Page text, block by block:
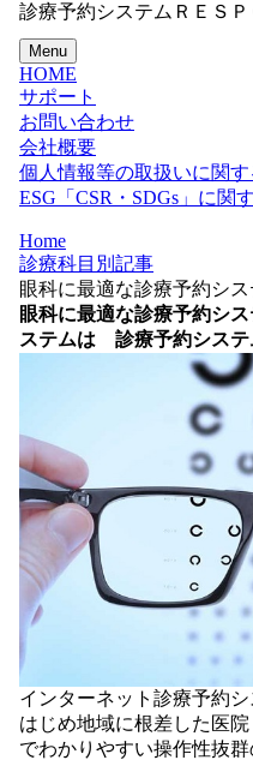
診療予約システムＲＥＳＰ
Menu
HOME
サポート
お問い合わせ
会社概要
個人情報等の取扱いに関
ESG「CSR・SDGs」に関
Home
診療科目別記事
眼科に最適な診療予約シ
眼科に最適な診療予約シ
ステムは 診療予約システ
インターネット診療予約
はじめ地域に根差した医
でわかりやすい操作性抜